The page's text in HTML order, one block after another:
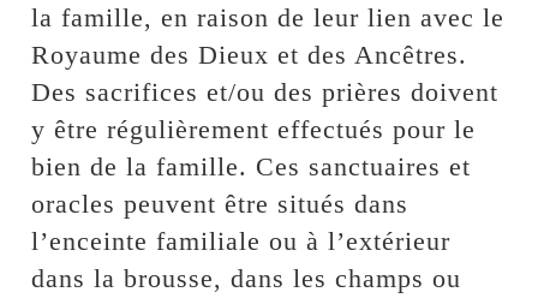
la famille, en raison de leur lien avec le
Royaume des Dieux et des Ancêtres.
Des sacrifices et/ou des prières doivent
y être régulièrement effectués pour le
bien de la famille. Ces sanctuaires et
oracles peuvent être situés dans
l’enceinte familiale ou à l’extérieur
dans la brousse, dans les champs ou